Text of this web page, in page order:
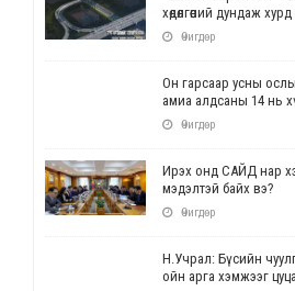
хөдөлгөөний дундаж
Өчигдөр
Он гарсаар усны
амиа алдсаны 14 нь
Өчигдөр
Ирэх онд САЙД нар
мэдэлтэй байх вэ?
Өчигдөр
Н.Учрал: Бүсийн
ойн арга хэмжээг